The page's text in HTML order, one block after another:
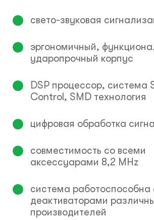
свето-звуковая
эргономичный,
ударопрочный корпус
DSP процессор, система
Control, SMD технология
цифровая обработка
совместимость со всеми
аксессуарами 8,2 MHz
система работоспособна
деактиваторами
производителей